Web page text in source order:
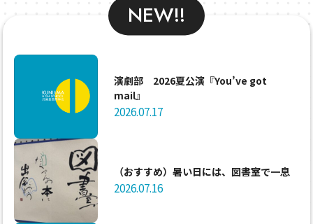
NEW!!
演劇部 2026夏公演『You’ve got
mail』
2026.07.17
（おすすめ）暑い日には、図書室で一息
2026.07.16